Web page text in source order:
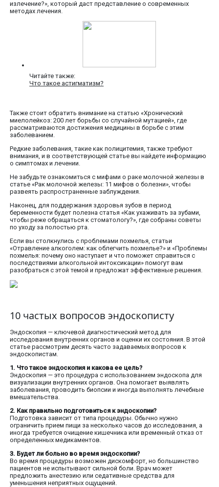
излечение?», который даст представление о современных
методах лечения.
Читайте также:
Что такое астигматизм?
Также стоит обратить внимание на статью «Хронический
миелолейкоз: 200 лет борьбы со случайной мутацией», где
рассматриваются достижения медицины в борьбе с этим
заболеванием.
Редкие заболевания, такие как полицитемия, также требуют
внимания, и в соответствующей статье вы найдете информацию
о симптомах и лечении.
Не забудьте ознакомиться с мифами о раке молочной железы в
статье «Рак молочной железы: 11 мифов о болезни», чтобы
развеять распространенные заблуждения.
Наконец, для поддержания здоровья зубов в период
беременности будет полезна статья «Как ухаживать за зубами,
чтобы реже обращаться к стоматологу?», где собраны советы
по уходу за полостью рта.
Если вы столкнулись с проблемами похмелья, статьи
«Отравление алкоголем: как облегчить похмелье?» и «Проблемы
похмелья: почему оно наступает и что поможет справиться с
последствиями алкогольной интоксикации» помогут вам
разобраться с этой темой и предложат эффективные решения.
10 частых вопросов эндоскописту
Эндоскопия — ключевой диагностический метод для
исследования внутренних органов и оценки их состояния. В этой
статье рассмотрим десять часто задаваемых вопросов к
эндоскопистам.
1. Что такое эндоскопия и какова ее цель?
Эндоскопия — это процедура с использованием эндоскопа для
визуализации внутренних органов. Она помогает выявлять
заболевания, проводить биопсии и иногда выполнять лечебные
вмешательства.
2. Как правильно подготовиться к эндоскопии?
Подготовка зависит от типа процедуры. Обычно нужно
ограничить прием пищи за несколько часов до исследования, а
иногда требуется очищение кишечника или временный отказ от
определенных медикаментов.
3. Будет ли больно во время эндоскопии?
Во время процедуры возможен дискомфорт, но большинство
пациентов не испытывают сильной боли. Врач может
предложить анестезию или седативные средства для
уменьшения неприятных ощущений.